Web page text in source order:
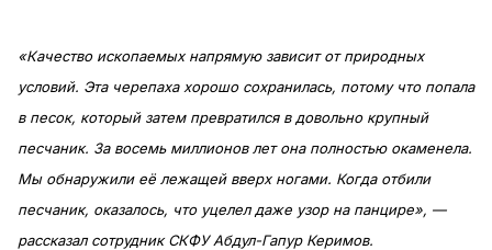
«Качество ископаемых напрямую зависит от природных
условий. Эта черепаха хорошо сохранилась, потому что попала
в песок, который затем превратился в довольно крупный
песчаник. За восемь миллионов лет она полностью окаменела.
Мы обнаружили её лежащей вверх ногами. Когда отбили
песчаник, оказалось, что уцелел даже узор на панцире», —
рассказал сотрудник СКФУ Абдул-Гапур Керимов.